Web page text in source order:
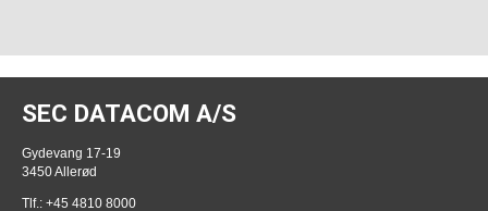
SEC DATACOM A/S
Gydevang 17-19
3450 Allerød
Tlf.: +45 4810 8000